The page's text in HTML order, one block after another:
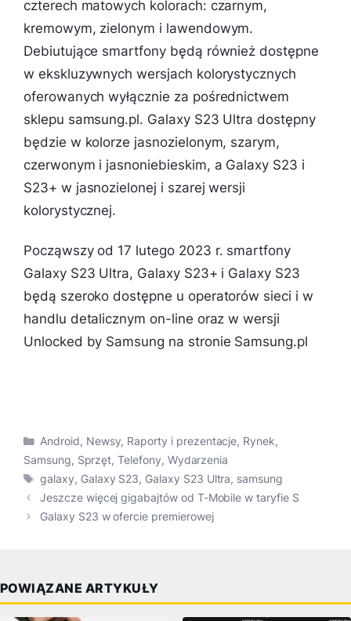
czterech matowych kolorach: czarnym,
kremowym, zielonym i lawendowym.
Debiutujące smartfony będą również dostępne
w ekskluzywnych wersjach kolorystycznych
oferowanych wyłącznie za pośrednictwem
sklepu samsung.pl. Galaxy S23 Ultra dostępny
będzie w kolorze jasnozielonym, szarym,
czerwonym i jasnoniebieskim, a Galaxy S23 i
S23+ w jasnozielonej i szarej wersji
kolorystycznej.
Począwszy od 17 lutego 2023 r. smartfony
Galaxy S23 Ultra, Galaxy S23+ i Galaxy S23
będą szeroko dostępne u operatorów sieci i w
handlu detalicznym on-line oraz w wersji
Unlocked by Samsung na stronie Samsung.pl
Kategorie
Android, Newsy, Raporty i prezentacje, Rynek,
Samsung, Sprzęt,Telefony, Wydarzenia
Tagi
galaxy, Galaxy S23, Galaxy S23 Ultra, samsung
Jeszcze więcej gigabajtów od T-Mobile w taryfie S
Galaxy S23 w ofercie premierowej
POWIĄZANE ARTYKUŁY